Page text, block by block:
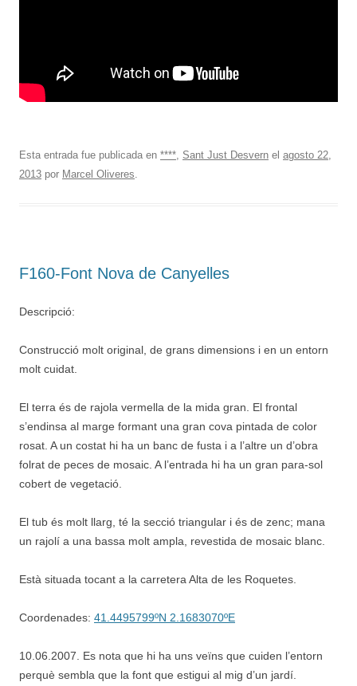
Esta entrada fue publicada en ****, Sant Just Desvern el agosto 22,
2013 por Marcel Oliveres.
F160-Font Nova de Canyelles
Descripció:
Construcció molt original, de grans dimensions i en un entorn
molt cuidat.
El terra és de rajola vermella de la mida gran. El frontal
s’endinsa al marge formant una gran cova pintada de color
rosat. A un costat hi ha un banc de fusta i a l’altre un d’obra
folrat de peces de mosaic. A l’entrada hi ha un gran para-sol
cobert de vegetació.
El tub és molt llarg, té la secció triangular i és de zenc; mana
un rajolí a una bassa molt ampla, revestida de mosaic blanc.
Està situada tocant a la carretera Alta de les Roquetes.
Coordenades: 41.4495799ºN 2.1683070ºE
10.06.2007. Es nota que hi ha uns veïns que cuiden l’entorn
perquè sembla que la font que estigui al mig d’un jardí.